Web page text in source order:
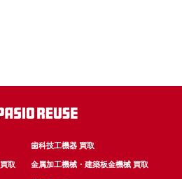
歯科技工機器 買取
取 金属加工機械・建築板金機械 買取